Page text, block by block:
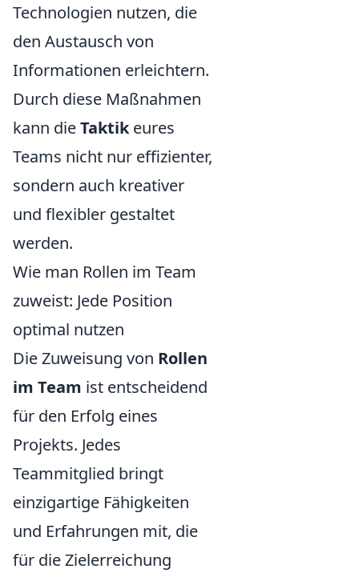
Technologien nutzen, die
den Austausch von
Informationen erleichtern.
Durch diese Maßnahmen
kann dieTaktikeures
Teams nicht nur effizienter,
sondern auch kreativer
und flexibler gestaltet
werden.
Wie man Rollen im Team
zuweist: Jede Position
optimal nutzen
Die Zuweisung von Rollen
im Team ist entscheidend
für den Erfolg eines
Projekts. Jedes
Teammitglied bringt
einzigartige Fähigkeiten
und Erfahrungen mit, die
für die Zielerreichung